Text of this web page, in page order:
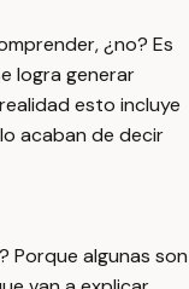
¿no? Es
logra generar
esto incluye
acaban de decir
Porque algunas son